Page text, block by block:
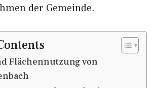
der Gemeinde.
Flächennutzung von